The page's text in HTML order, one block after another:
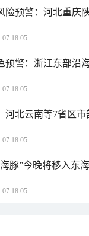
险预警：河北重庆
18:05
预警：浙江东部沿
18:05
河北云南等7省区
18:05
豚”今晚将移入东
18:05